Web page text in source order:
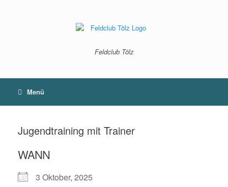
Feldclub Tölz
Menü
Jugendtraining mit Trainer
WANN
3 Oktober, 2025